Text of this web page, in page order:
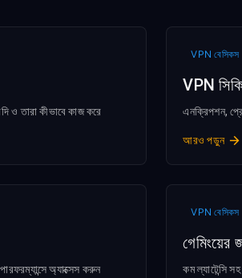
ও তারা কীভাবে কাজ করে
VPN বেসিকস
VPN
এনক্রিপশন,
আরও পড়ুন
পারফরম্যান্সে অ্যাক্সেস করুন
VPN বেসিকস
কম ল্যাটেন্সি